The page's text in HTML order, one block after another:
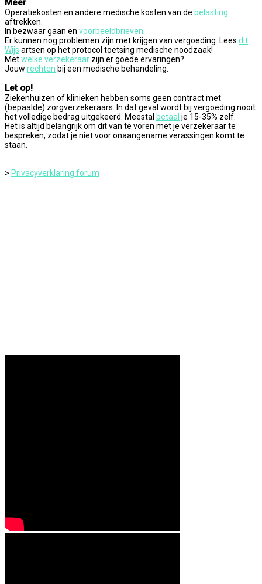
Meer
Operatiekosten en andere medische kosten van de belasting
aftrekken.
In bezwaar gaan en voorbeeldbrieven.
Er kunnen nog problemen zijn met krijgen van vergoeding. Lees dit.
Wijs artsen op het protocol toetsing medische noodzaak!
Metwelke verzekeraar zijn er goede ervaringen?
Jouw rechten bij een medische behandeling.
Let op!
Ziekenhuizen of klinieken hebben soms geen contract met
(bepaalde) zorgverzekeraars. In dat geval wordt bij vergoeding nooit
het volledige bedrag uitgekeerd. Meestal betaal je 15-35% zelf.
Het is altijd belangrijk om dit van te voren met je verzekeraar te
bespreken, zodat je niet voor onaangename verassingen komt te
staan.
> Privacyverklaring forum